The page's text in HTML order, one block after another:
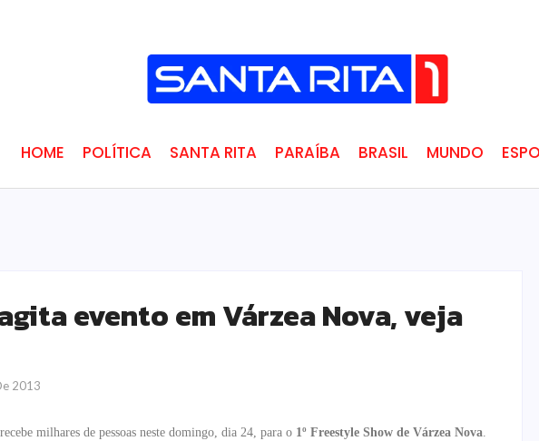
HOME POLÍTICA SANTA RITA PARAÍBA BRASIL MUNDO
evento em Várzea Nova, veja
2013
milhares de pessoas neste domingo, dia 24, para o 1º Freestyle Show de Várzea Nova.